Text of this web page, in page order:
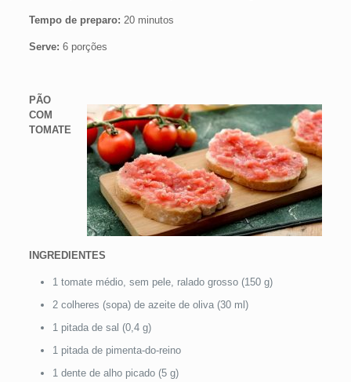
Tempo de preparo: 20 minutos
Serve: 6 porções
PÃO
COM
TOMATE
INGREDIENTES
1 tomate médio, sem pele, ralado grosso (150 g)
2 colheres (sopa) de azeite de oliva (30 ml)
1 pitada de sal (0,4 g)
1 pitada de pimenta-do-reino
1 dente de alho picado (5 g)